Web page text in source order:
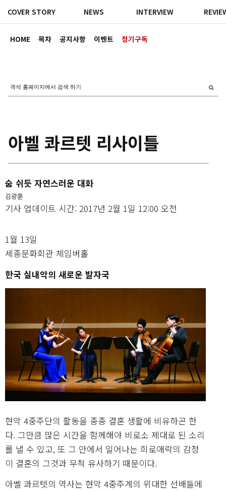
HOME 목차 공지사항 이벤트 정기구독
COVER STORY NEWS INTERVIEW
아벨 콰르텟 리사이틀
숨 쉬듯 자연스러운 대화
김광훈
기사 업데이트 시간: 2017년 2월 1일 12:00 오전
1월 13일
세종문화회관 체임버홀
한국 실내악의 새로운 발자국
현악 4중주단의 활동을 종종 결혼 생활에 비유하곤 한
다. 그만큼 많은 시간을 함께해야 비로소 제대로 된 소리
를 낼 수 있고, 또 그 안에서 일어나는 희로애락의 감정
이 결혼의 그것과 무척 유사하기 때문이다.
아벨 콰르텟의 역사는 현악 4중주계의 위대한 선배들에